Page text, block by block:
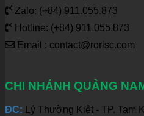
Zalo: (+84) 911.055.873
Hotline: (+84) 911.055.873
Email : contact@rorisc.com
CHI NHÁNH QUẢNG
ĐC: Lý Thường Kiệt - TP. Tam